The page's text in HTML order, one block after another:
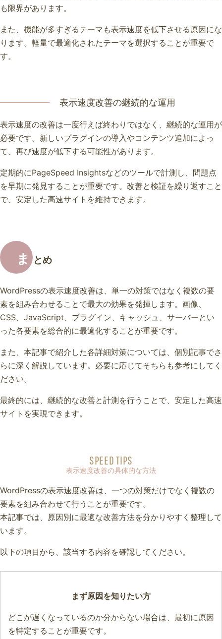
も限界があります。
また、機能が多すぎるテーマも表示速度を低下させる原因にな
ります。軽量で最適化されたテーマを選択することが重要で
す。
表示速度改善の継続的な運用
表示速度の改善は一度行えば終わりではなく、継続的な運用が
必要です。新しいプラグインの導入やコンテンツ追加によっ
て、再び速度が低下する可能性があります。
定期的にPageSpeed Insightsなどのツールで計測し、問題点
を早期に発見することが重要です。改善と検証を繰り返すこと
で、安定した高速サイトを維持できます。
ま とめ
WordPressの表示速度改善は、単一の対策ではなく複数の要
素を組み合わせることで最大の効果を発揮します。画像、
CSS、JavaScript、プラグイン、キャッシュ、サーバーとい
った各要素を総合的に最適化することが重要です。
また、本記事で紹介した各詳細対策については、個別記事でさ
らに深く解説しています。必要に応じてそちらも参考にしてく
ださい。
最終的には、継続的な改善と計測を行うことで、安定した高速
サイトを実現できます。
SPEED TIPS
表示速度改善の具体的な方法
WordPressの表示速度改善は、一つの対策だけでなく複数の
要素を組み合わせて行うことが重要です。
本記事では、原因別に最適な改善方法を分かりやすく整理して
います。
以下の項目から、該当する内容を確認してください。
まず原因を知りたい方
どこが遅くなっているのか分からない場合は、最初に原因
を特定することが重要です。